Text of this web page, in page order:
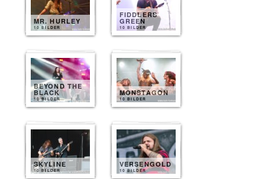
MR. HURLEY
10 BILDER
FIDDLERS
GREEN
10 BILDER
BEYOND THE
BLACK
10 BILDER
MONSTAGON
10 BILDER
SKYLINE
10 BILDER
VERSENGOLD
10 BILDER